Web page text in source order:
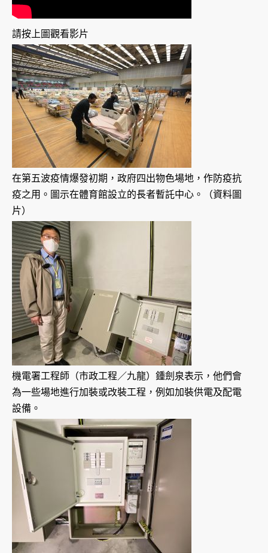
請按上圖觀看影片
在第五波疫情爆發初期，政府四出物色場地，作防疫抗
疫之用。圖示在體育館設立的長者暫託中心。（資料圖
片）
機電署工程師（市政工程／九龍）鍾劍泉表示，他們會
為一些場地進行加裝或改裝工程，例如加裝供電及配電
設備。